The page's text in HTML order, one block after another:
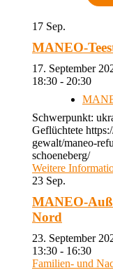
17 Sep.
MANEO-
17. September
18:30 - 20:30
Schwerpunkt:
Geflüchtete
gewalt/maneo-
schoeneberg/
Weitere
23 Sep.
MANEO-
Nord
23. September
13:30 - 16:30
Familien- und